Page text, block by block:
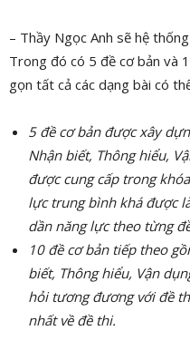
– Thầy Ngọc Anh sẽ hệ
Trong đó có 5 đề cơ bản và
gọn tất cả các dạng bài có
5 đề cơ bản được xây
Nhận biết, Thông hiểu,
được cung cấp trong
lực trung bình khá được
dần năng lực theo từng
10 đề cơ bản tiếp theo
biết, Thông hiểu, Vận
hỏi tương đương với đề
nhất về đề thi.